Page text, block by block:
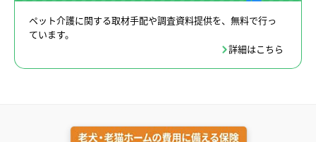
ペット介護に関する取材手配や調査資料提供を、無料で行っ
ています。
詳細はこちら